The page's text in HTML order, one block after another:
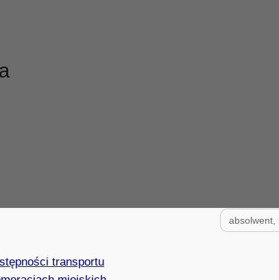
Search
for: